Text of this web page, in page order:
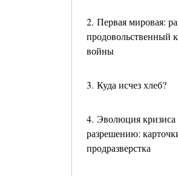
2. Первая мировая:
продовольственный
войны
3. Куда исчез хлеб?
4. Эволюция
разрешению:
продразверстка